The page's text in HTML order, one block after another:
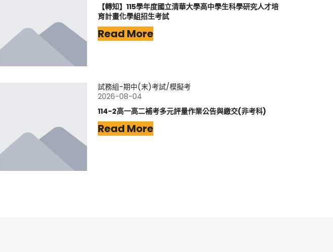
【轉知】115學年度國立清華大學高中學生科學研究人才培
育計畫化學組招生考試
Read More
試務組-期中(末)考試/模擬考
2026-08-04
114-2高一高二補考多元評量作業公告與繳交(非考科)
Read More